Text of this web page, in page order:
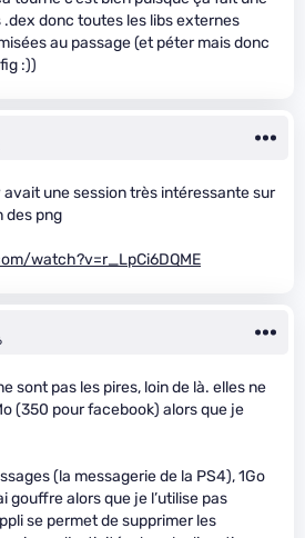
donc toutes les libs externes
au passage (et péter mais donc
:))
avait une session très intéressante sur
des png
watch?v=r_LpCi6DQME
sont pas les pires, loin de là. elles ne
(350 pour facebook) alors que je
(la messagerie de la PS4), 1Go
gouffre alors que je l’utilise pas
se permet de supprimer les